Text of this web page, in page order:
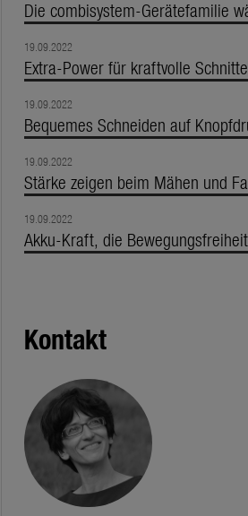
Die combisystem-Gerätefamilie
19.09.2022
Extra-Power für kraftvolle Schnitte
19.09.2022
Bequemes Schneiden auf
19.09.2022
Stärke zeigen beim Mähen und
19.09.2022
Akku-Kraft, die
Kontakt